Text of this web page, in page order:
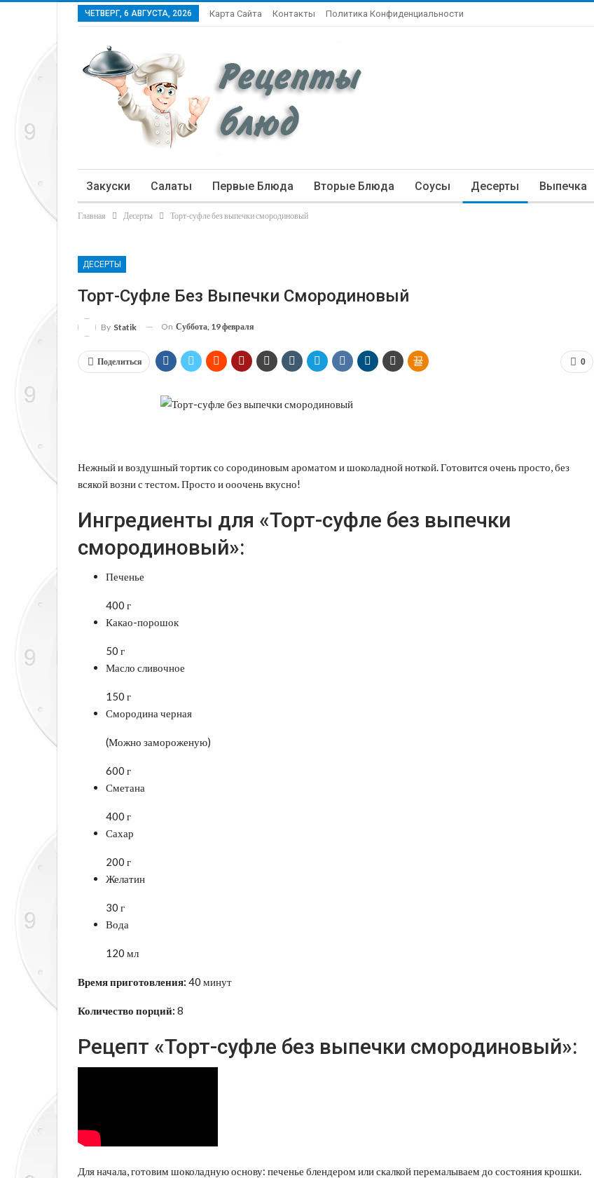
ЧЕТВЕРГ, 6 АВГУСТА, 2026 Карта Сайта Контакты Политика Конфиденциальности
Закуски Салаты Первые Блюда Вторые Блюда Соусы Десерты Выпечка
Статьи
Главная Десерты Торт-суфле без выпечки смородиновый
ДЕСЕРТЫ
Торт-Суфле Без Выпечки Смородиновый
By Statik On Суббота, 19 февраля
0
Поделиться
Нежный и воздушный тортик со сородиновым ароматом и шоколадной ноткой. Готовится очень просто, без
всякой возни с тестом. Просто и ооочень вкусно!
Ингредиенты для «Торт-суфле без выпечки
смородиновый»:
Печенье
400 г
Какао-порошок
50 г
Масло сливочное
150 г
Смородина черная
(Можно замороженую)
600 г
Сметана
400 г
Сахар
200 г
Желатин
30 г
Вода
120 мл
Время приготовления: 40 минут
Количество порций: 8
Рецепт «Торт-суфле без выпечки смородиновый»:
Для начала, готовим шоколадную основу: печенье блендером или скалкой перемалываем до состояния крошки.